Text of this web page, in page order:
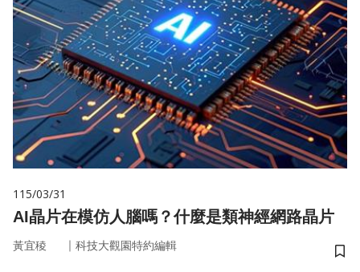
115/03/31
AI晶片在模仿人腦嗎？什麼是類神經網路晶片
黃宜稜 ｜ 科技大觀園特約編輯
儲